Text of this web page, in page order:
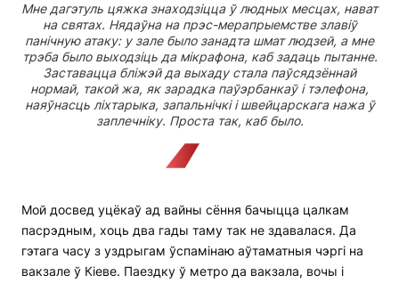
Мне дагэтуль цяжка знаходзіцца ў людных месцах, нават
на святах. Нядаўна на прэс-мерапрыемстве злавіў
панічную атаку: у зале было занадта шмат людзей, а мне
трэба было выходзіць да мікрафона, каб задаць пытанне.
Заставацца бліжэй да выхаду стала паўсядзённай
нормай, такой жа, як зарадка паўэрбанкаў і тэлефона,
наяўнасць ліхтарыка, запальнічкі і швейцарскага нажа ў
заплечніку. Проста так, каб было.
Мой досвед уцёкаў ад вайны сёння бачыцца цалкам
пасрэдным, хоць два гады таму так не здавалася. Да
гэтага часу з уздрыгам ўспамінаю аўтаматныя чэргі на
вакзале ў Кіеве. Паездку ў метро да вакзала, вочы і